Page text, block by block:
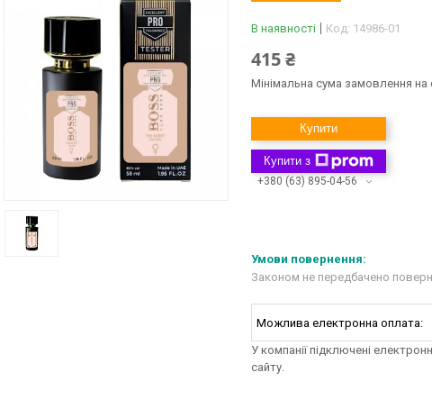
В наявності Код: 14986-01
415 ₴
Мінімальна сума замовлення на
Купити
Купити з
+380 (63) 895-04-56
Законом не передбачено
У компанії підключені
сайту.